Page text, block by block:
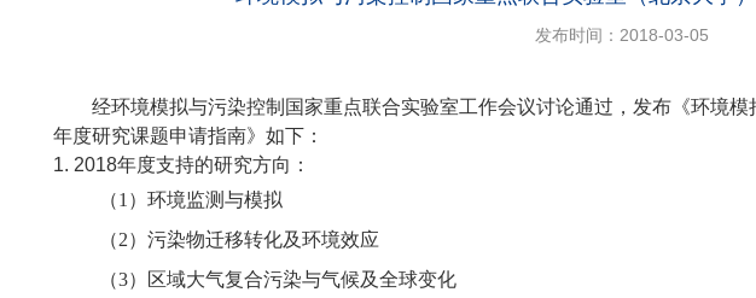
发布时间：2018-03-05
经环境模拟与污染控制国家重点联合实验室工作会议讨论通过，发布《环境
年度研究课题申请指南》如下：
1. 2018年度支持的研究方向：
（1）环境监测与模拟
（2）污染物迁移转化及环境效应
（3）区域大气复合污染与气候及全球变化